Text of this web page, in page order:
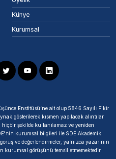
Künye
Kurumsal
Enstitüsü’ne ait olup 5846 Sayılı Fikir
gösterilerek kısmen yapılacak alıntılar
hiçbir şekilde kullanılamaz ve yeniden
kurumsal bilgileri ile SDE Akademik
ve değerlendirmeler, yalnızca yazarının
kurumsal görüşünü temsil etmemektedir.